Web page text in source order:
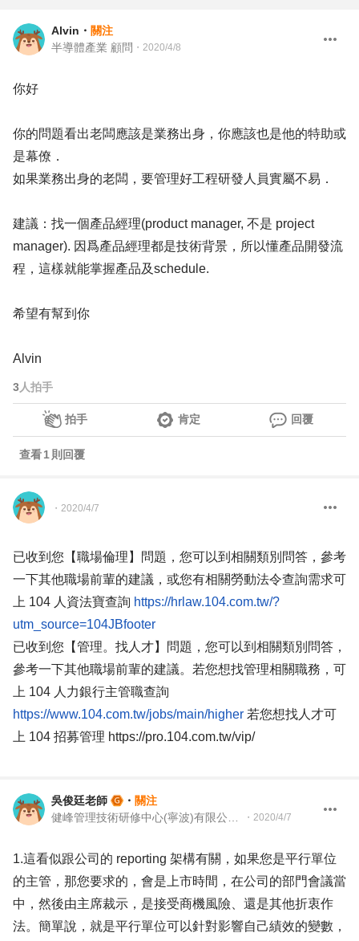
Alvin ・ 關注
半導體產業 顧問 ・ 2020/4/8
你好
你的問題看出老闆應該是業務出身，你應該也是他的特助或
是幕僚．
如果業務出身的老闆，要管理好工程研發人員實屬不易．
建議：找一個產品經理(product manager, 不是 project
manager). 因爲產品經理都是技術背景，所以懂產品開發流
程，這樣就能掌握產品及schedule.
希望有幫到你
Alvin
3人拍手
拍手 肯定 回覆
查看1 則回覆
・ 2020/4/7
已收到您【職場倫理】問題，您可以到相關類別問答，參考
一下其他職場前輩的建議，或您有相關勞動法令查詢需求可
上 104 人資法寶查詢 https://hrlaw.104.com.tw/?
utm_source=104JBfooter
已收到您【管理。找人才】問題，您可以到相關類別問答，
參考一下其他職場前輩的建議。若您想找管理相關職務，可
上 104 人力銀行主管職查詢
https://www.104.com.tw/jobs/main/higher 若您想找人才可
上 104 招募管理 https://pro.104.com.tw/vip/
吳俊廷老師 ・ 關注
・ 2020/4/7
1.這看似跟公司的 reporting 架構有關，如果您是平行單位
的主管，那您要求的，會是上市時間，在公司的部門會議當
中，然後由主席裁示，是接受商機風險、還是其他折衷作
法。簡單說，就是平行單位可以針對影響自己績效的變數，